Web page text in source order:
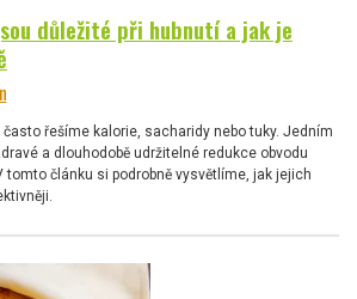
důležité při hubnutí a jak je
často řešíme kalorie, sacharidy nebo tuky. Jedním
a dlouhodobě udržitelné redukce obvodu
tomto článku si podrobně vysvětlíme, jak jejich